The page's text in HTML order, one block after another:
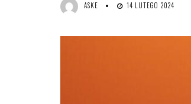
ASKE 14 LUTEGO 2024